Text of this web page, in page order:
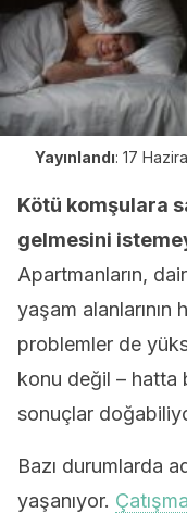
Yayınlandı: 17
Kötü komşulara
gelmesini
Apartmanların,
yaşam alanlarının
problemler de
konu değil – hatta
sonuçlar
Bazı durumlarda
yaşanıyor.